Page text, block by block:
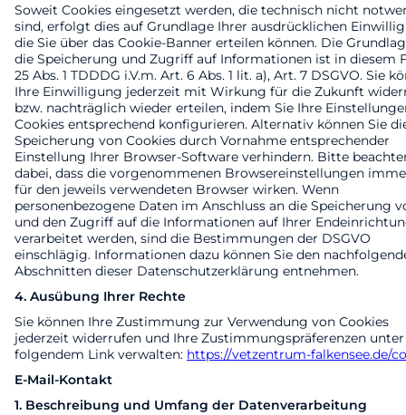
Soweit Cookies eingesetzt werden, die technisch nicht
sind, erfolgt dies auf Grundlage Ihrer ausdrücklichen
die Sie über das Cookie-Banner erteilen können. Die
die Speicherung und Zugriff auf Informationen ist in diesem
25 Abs. 1 TDDDG i.V.m. Art. 6 Abs. 1 lit. a), Art. 7 DSGVO. Sie
Ihre Einwilligung jederzeit mit Wirkung für die Zukunft
bzw. nachträglich wieder erteilen, indem Sie Ihre
Cookies entsprechend konfigurieren. Alternativ können Sie
Speicherung von Cookies durch Vornahme entsprechender
Einstellung Ihrer Browser-Software verhindern. Bitte
dabei, dass die vorgenommenen Browsereinstellungen
für den jeweils verwendeten Browser wirken. Wenn
personenbezogene Daten im Anschluss an die Speicherung
und den Zugriff auf die Informationen auf Ihrer
verarbeitet werden, sind die Bestimmungen der DSGVO
einschlägig. Informationen dazu können Sie den
Abschnitten dieser Datenschutzerklärung entnehmen.
4. Ausübung Ihrer Rechte
Sie können Ihre Zustimmung zur Verwendung von Cookies
jederzeit widerrufen und Ihre Zustimmungspräferenzen unter
folgendem Link verwalten: https://vetzentrum-falkensee.de/
E-Mail-Kontakt
1. Beschreibung und Umfang der Datenverarbeitung